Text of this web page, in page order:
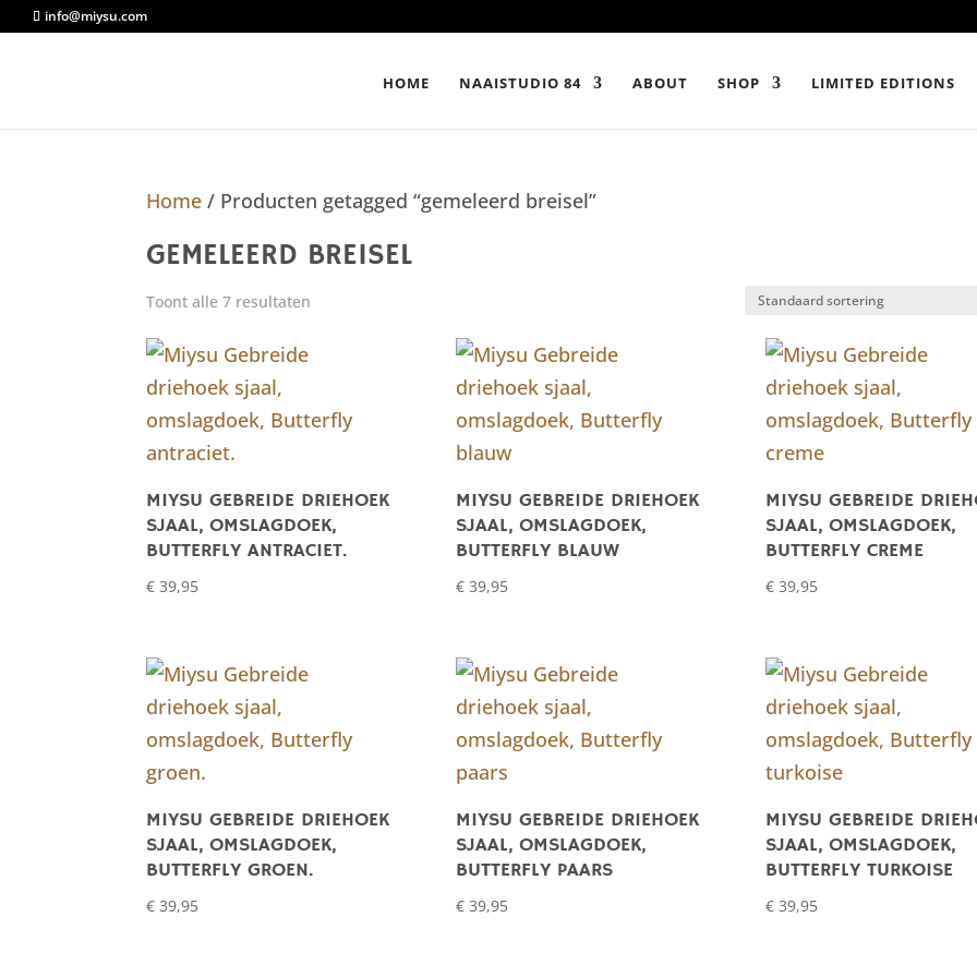
info@miysu.com
HOME NAAISTUDIO 84 ABOUT SHOP LIMITED EDITIONS
Home / Producten getagged “gemeleerd breisel”
GEMELEERD BREISEL
Toont alle 7 resultaten
MIYSU GEBREIDE DRIEHOEK
SJAAL, OMSLAGDOEK,
BUTTERFLY ANTRACIET.
€ 39,95
MIYSU GEBREIDE DRIEHOEK
SJAAL, OMSLAGDOEK,
BUTTERFLY BLAUW
€39,95
MIYSU GEBREIDE
SJAAL, OMSLAGDOEK,
BUTTERFLY CREME
€39,95
MIYSU GEBREIDE DRIEHOEK
SJAAL, OMSLAGDOEK,
BUTTERFLY GROEN.
€ 39,95
MIYSU GEBREIDE DRIEHOEK
SJAAL, OMSLAGDOEK,
BUTTERFLY PAARS
€39,95
MIYSU GEBREIDE
SJAAL, OMSLAGDOEK,
BUTTERFLY TURKOISE
€39,95